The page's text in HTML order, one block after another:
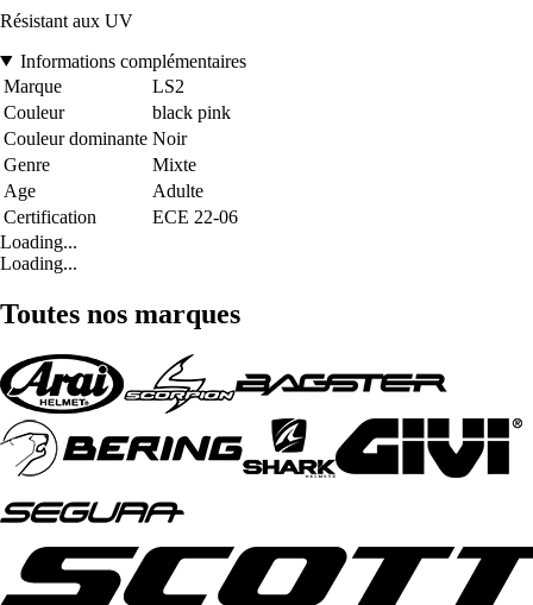
Résistant aux UV
Informations complémentaires
Marque
LS2
Couleur
black pink
Couleur dominante Noir
Genre
Mixte
Age
Adulte
Certification
ECE 22-06
Loading...
Loading...
Toutes nos marques